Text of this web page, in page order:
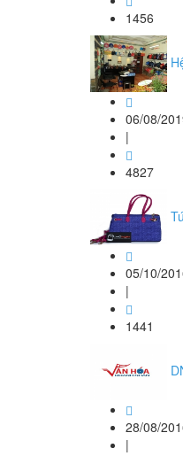
1456
06/08/
|
4827
05/10/
|
1441
28/08/
|